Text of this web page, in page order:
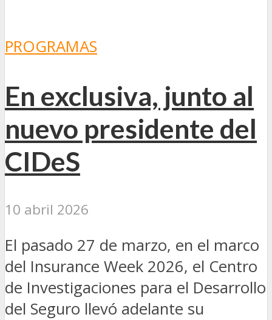
PROGRAMAS
En exclusiva, junto al
nuevo presidente del
CIDeS
10 abril 2026
El pasado 27 de marzo, en el marco
del Insurance Week 2026, el Centro
de Investigaciones para el Desarrollo
del Seguro llevó adelante su